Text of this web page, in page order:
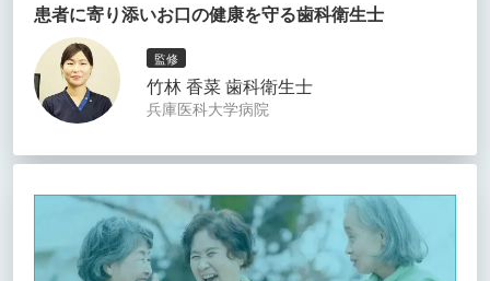
患者に寄り添いお口の健康を守る歯科衛生士
監修
竹林 香菜 歯科衛生士
兵庫医科大学病院